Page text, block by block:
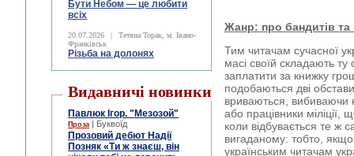
Бути Небом ― це любити
всіх
20.07.2026 |
Тетяна Торак, м. Івано-
Франківськ
Різьба на долонях
Видавничі новинки
Павлюк Ігор. "Мезозой"
Проза | Буквоїд
Прозовий дебют Надії
Позняк «Ти ж знаєш, він
Жанр: про бандитів та
Тим читачам сучасної
масі своїй складають ту
заплатити за книжку
подобаються дві
вриваються, вибиваючи
або працівники
коли відбувається те ж
вигаданому: тобто,
українським читачам